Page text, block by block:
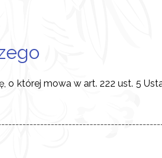
o której mowa w art. 222 ust. 5